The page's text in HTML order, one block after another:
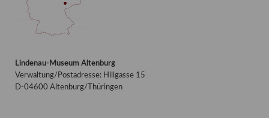
Lindenau-Museum Altenburg
Verwaltung/Postadresse: Hillgasse 15
D-04600 Altenburg/Thüringen